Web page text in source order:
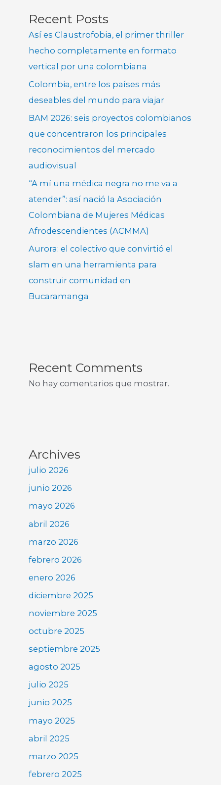
Recent Posts
Así es Claustrofobia, el primer thriller
hecho completamente en formato
vertical por una colombiana
Colombia, entre los países más
deseables del mundo para viajar
BAM 2026: seis proyectos colombianos
que concentraron los principales
reconocimientos del mercado
audiovisual
“A mí una médica negra no me va a
atender”: así nació la Asociación
Colombiana de Mujeres Médicas
Afrodescendientes (ACMMA)
Aurora: el colectivo que convirtió el
slam en una herramienta para
construir comunidad en
Bucaramanga
Recent Comments
No hay comentarios que mostrar.
Archives
julio 2026
junio 2026
mayo 2026
abril 2026
marzo 2026
febrero 2026
enero 2026
diciembre 2025
noviembre 2025
octubre 2025
septiembre 2025
agosto 2025
julio 2025
junio 2025
mayo 2025
abril 2025
marzo 2025
febrero 2025